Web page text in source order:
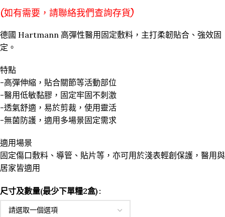
(如有需要，請聯絡我們查詢存貨)
德國 Hartmann 高彈性醫用固定敷料，主打柔韌貼合、強效固
定。
特點
-高彈伸縮，貼合關節等活動部位
-醫用低敏黏膠，固定牢固不刺激
-透氣舒適，易於剪裁，使用靈活
-無菌防護，適用多場景固定需求
適用場景
固定傷口敷料、導管、貼片等，亦可用於淺表輕創保護，醫用與
居家皆適用
尺寸及數量(最少下單糧2盒)